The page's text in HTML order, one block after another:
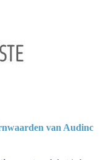
van Audinc